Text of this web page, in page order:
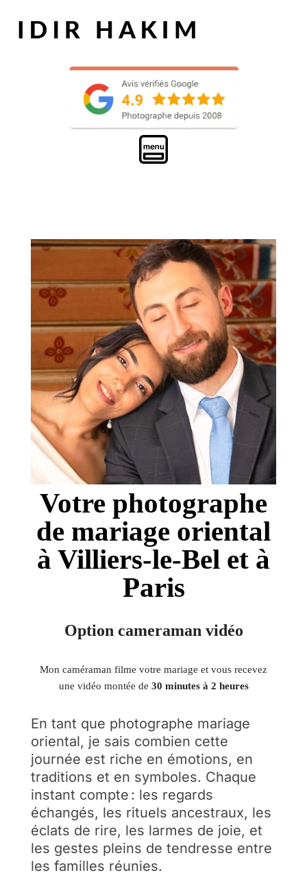
Votre photographe
de mariage oriental
à Villiers-le-Bel et à
Paris
Option cameraman vidéo
Mon caméraman filme votre mariage et vous recevez
une vidéo montée de 30 minutes à 2 heures
En tant que photographe mariage
oriental, je sais combien cette
journée est riche en émotions, en
traditions et en symboles. Chaque
instant compte : les regards
échangés, les rituels ancestraux, les
éclats de rire, les larmes de joie, et
les gestes pleins de tendresse entre
les familles réunies.